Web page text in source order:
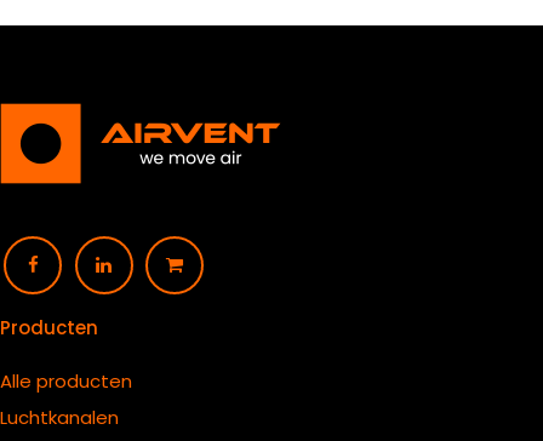
Producten
Alle producten
Luchtkanalen